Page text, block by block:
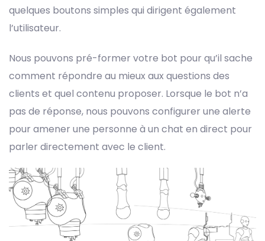
quelques boutons simples qui dirigent également
l’utilisateur.
Nous pouvons pré-former votre bot pour qu’il sache
comment répondre au mieux aux questions des
clients et quel contenu proposer. Lorsque le bot n’a
pas de réponse, nous pouvons configurer une alerte
pour amener une personne à un chat en direct pour
parler directement avec le client.